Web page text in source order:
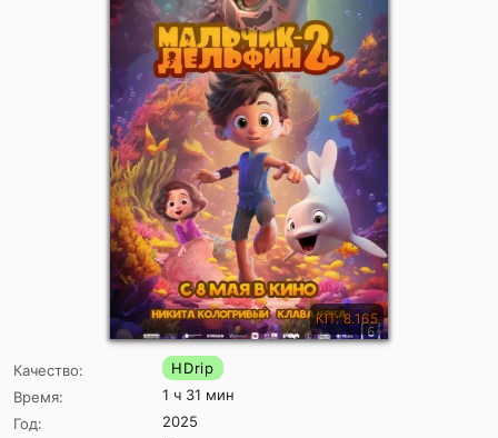
КП: 8.165
Качество:
HDrip
Время:
1 ч 31 мин
Год:
2025